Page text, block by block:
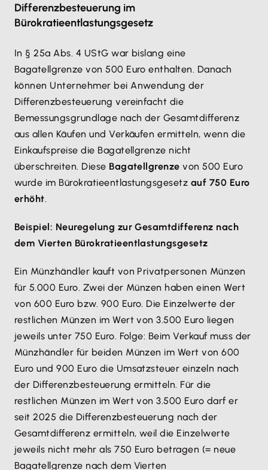
Differenzbesteuerung im
Bürokratieentlastungsgesetz
In § 25a Abs. 4 UStG war bislang eine
Bagatellgrenze von 500 Euro enthalten. Danach
können Unternehmer bei Anwendung der
Differenzbesteuerung vereinfacht die
Bemessungsgrundlage nach der Gesamtdifferenz
aus allen Käufen und Verkäufen ermitteln, wenn die
Einkaufspreise die Bagatellgrenze nicht
überschreiten. Diese Bagatellgrenzevon 500 Euro
wurde im Bürokratieentlastungsgesetz auf 750 Euro
erhöht.
Beispiel: Neuregelung zur Gesamtdifferenz nach
dem Vierten Bürokratieentlastungsgesetz
Ein Münzhändler kauft von Privatpersonen Münzen
für 5.000 Euro. Zwei der Münzen haben einen Wert
von 600 Euro bzw. 900 Euro. Die Einzelwerte der
restlichen Münzen im Wert von 3.500 Euro liegen
jeweils unter 750 Euro. Folge: Beim Verkauf muss der
Münzhändler für beiden Münzen im Wert von 600
Euro und 900 Euro die Umsatzsteuer einzeln nach
der Differenzbesteuerung ermitteln. Für die
restlichen Münzen im Wert von 3.500 Euro darf er
seit 2025 die Differenzbesteuerung nach der
Gesamtdifferenz ermitteln, weil die Einzelwerte
jeweils nicht mehr als 750 Euro betragen (= neue
Bagatellgrenze nach dem Vierten